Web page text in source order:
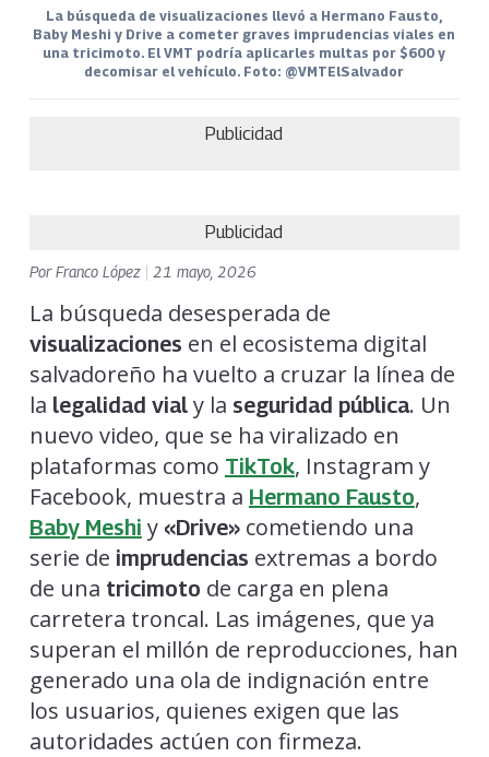
La búsqueda de visualizaciones llevó a Hermano Fausto,
Baby Meshi y Drive a cometer graves imprudencias viales en
una tricimoto. El VMT podría aplicarles multas por $600 y
decomisar el vehículo. Foto: @VMTElSalvador
Publicidad
Publicidad
PorFranco López 21 mayo, 2026
La búsqueda desesperada de
visualizaciones en el ecosistema digital
salvadoreño ha vuelto a cruzar la línea de
la legalidad vialy la seguridad pública. Un
nuevo video, que se ha viralizado en
plataformas como TikTok, Instagram y
Facebook, muestra a Hermano Fausto,
Baby Meshi y «Drive»cometiendo una
serie de imprudencias extremas a bordo
de una tricimoto de carga en plena
carretera troncal. Las imágenes, que ya
superan el millón de reproducciones, han
generado una ola de indignación entre
los usuarios, quienes exigen que las
autoridades actúen con firmeza.